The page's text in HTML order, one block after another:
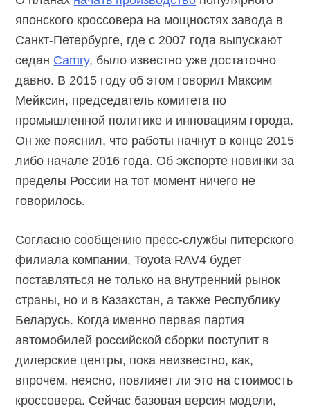
японского кроссовера на мощностях завода в
Санкт-Петербурге, где с 2007 года выпускают
седан Camry, было известно уже достаточно
давно. В 2015 году об этом говорил Максим
Мейксин, председатель комитета по
промышленной политике и инновациям города.
Он же пояснил, что работы начнут в конце 2015
либо начале 2016 года. Об экспорте новинки за
пределы России на тот момент ничего не
говорилось.
Согласно сообщению пресс-службы питерского
филиала компании, Toyota RAV4 будет
поставляться не только на внутренний рынок
страны, но и в Казахстан, а также Республику
Беларусь. Когда именно первая партия
автомобилей российской сборки поступит в
дилерские центры, пока неизвестно, как,
впрочем, неясно, повлияет ли это на стоимость
кроссовера. Сейчас базовая версия модели,